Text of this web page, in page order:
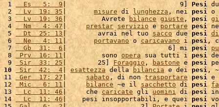
1
  Es   5:  9
|                             9] Pesi
2
  Lv  19: 35
| misure di lunghezza, nei pesi o
3
  Lv  19: 36
|         Avrete bilance giuste , pesi
4
  Nm   4: 47
| prestar servizio e portare pesi
5
  Dt  25: 13
|        avrai nel tuo sacco due pesi
6
  Ne   4: 11
| portavano o caricavano i pesi ,
7
  Gb  31:  6
|                          6] mi pesi
8 Prv  16: 11 |         sono opera sua tutti i pesi
9 Sir  33: 25|        25] Foraggio , bastone e pesi
10
Sir  42:  4 | esattezza della bilancia e dei pesi ,
11 Ger  17: 27 | sabato, di non trasportare pesi e
12
Mic   6: 11 | bilance ~e il sacchetto di pesi
13
  Lc  11: 46
|     che caricate gli uomini di pesi
14
  Lc  11: 46
|    pesi insopportabili, e quei pesi